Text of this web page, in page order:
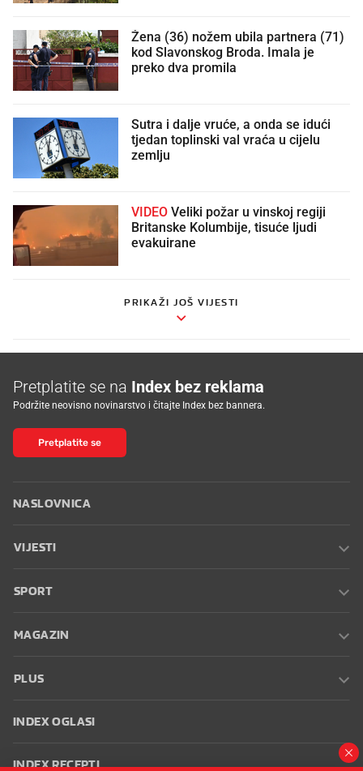
Žena (36) nožem ubila partnera (71)
kod Slavonskog Broda. Imala je
preko dva promila
Sutra i dalje vruće, a onda se idući
tjedan toplinski val vraća u cijelu
zemlju
VIDEO
Britanske Kolumbije, tisuće ljudi
evakuirane
PRIKAŽI JOŠ VIJESTI
Pretplatite se na Index bez reklama
Podržite neovisno novinarstvo i čitajte Index bez bannera.
Pretplatite se
NASLOVNICA
VIJESTI
SPORT
MAGAZIN
PLUS
INDEX OGLASI
INDEX RECEPTI